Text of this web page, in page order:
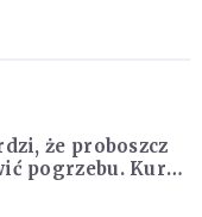
że proboszcz
pogrzebu. Kuria